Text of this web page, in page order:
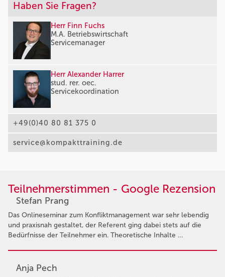
Haben Sie Fragen?
Herr Finn Fuchs
M.A. Betriebswirtschaft
Servicemanager
Herr Alexander Harrer
stud. rer. oec.
Servicekoordination
+49(0)40 80 81 375 0
service@kompakttraining.de
Teilnehmerstimmen - Google Rezension
Stefan Prang
Das Onlineseminar zum Konfliktmanagement war sehr lebendig
und praxisnah gestaltet, der Referent ging dabei stets auf die
Bedürfnisse der Teilnehmer ein. Theoretische Inhalte …
Anja Pech